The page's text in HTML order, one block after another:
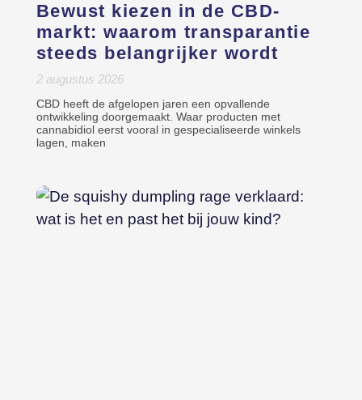
Bewust kiezen in de CBD-
markt: waarom transparantie
steeds belangrijker wordt
2 augustus 2026
CBD heeft de afgelopen jaren een opvallende
ontwikkeling doorgemaakt. Waar producten met
cannabidiol eerst vooral in gespecialiseerde winkels
lagen, maken